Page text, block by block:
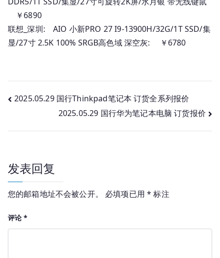
￥6890
联想_深圳: AIO 小新PRO 27 I9-13900H/32G/1T SSD/集
显/27寸 2.5K 100% SRGB高色域 深空灰: ￥6780
文
航
2025.05.29 国行Thinkpad笔记本 订货全系列报价
2025.05.29 国行华为笔记本电脑 订货报价
发表回复
您的邮箱地址不会被公开。 必填项已用* 标注
评论*